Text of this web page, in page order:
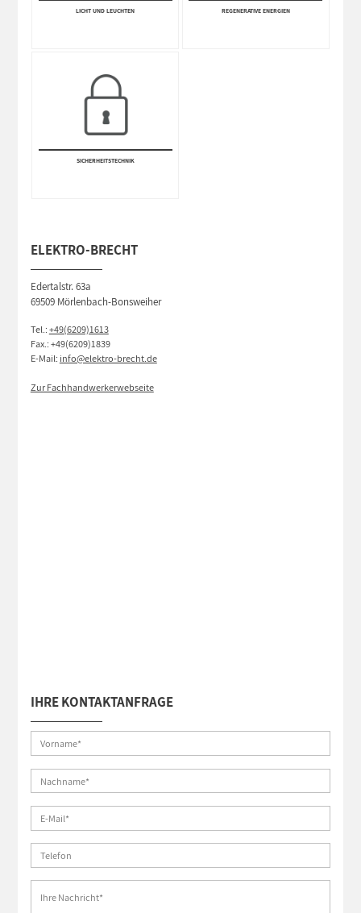
LICHT UND LEUCHTEN REGENERATIVE ENERGIEN
SICHERHEITS­TECHNIK
ELEKTRO-BRECHT
Edertalstr. 63a
69509 Mörlenbach-Bonsweiher
Tel.:+49(6209)1613
Fax.: +49(6209)1839
E-Mail: info@elektro-brecht.de
Zur Fachhandwerkerwebseite
IHRE KONTAKTANFRAGE